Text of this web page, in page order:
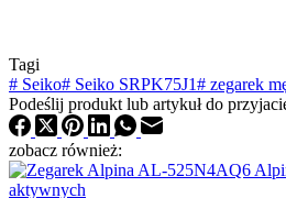
Tagi
# Seiko# Seiko SRPK75J1# zegarek
Podeślij produkt lub artykuł do
zobacz również: